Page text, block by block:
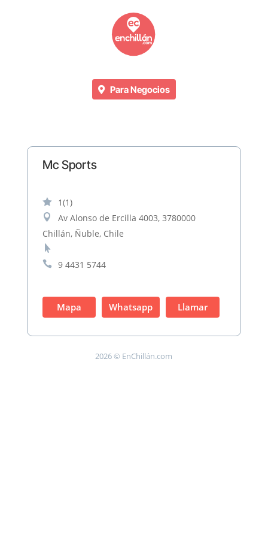
Para Negocios
Mc Sports
 1(1)

Av Alonso de Ercilla 4003, 3780000
Chillán, Ñuble, Chile


9 4431 5744
Mapa Whatsapp Llamar
2026 © EnChillán.com